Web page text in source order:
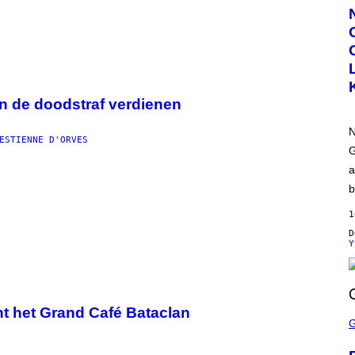
de doodstraf verdienen
D'ORVES
het Grand Café Bataclan
T
E
S
Y
O
F
N
H
O
M
E
C